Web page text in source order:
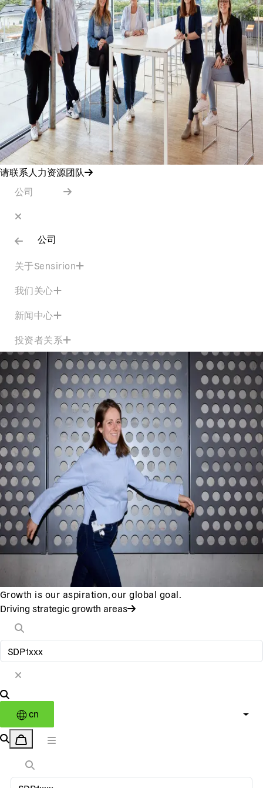
请联系人力资源团队
公司
公司
关于Sensirion
我们关心
新闻中心
投资者关系
Growth is our aspiration, our global goal.
Driving strategic growth areas
cn